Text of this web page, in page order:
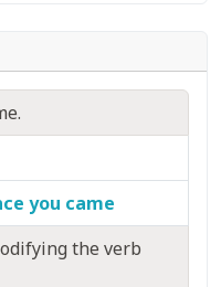
you came
the verb